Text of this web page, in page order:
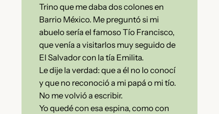
Trino que me daba dos colones en
Barrio México. Me preguntó si mi
abuelo sería el famoso Tío Francisco,
que venía a visitarlos muy seguido de
El Salvador con la tía Emilita.
Le dije la verdad: que a él no lo conocí
y que no reconoció a mi papá o mi tío.
No me volvió a escribir.
Yo quedé con esa espina, como con